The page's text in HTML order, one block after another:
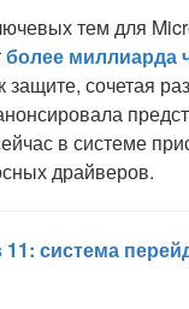
тем для
более миллиарда
сочетая
в системе
драйверов.
система